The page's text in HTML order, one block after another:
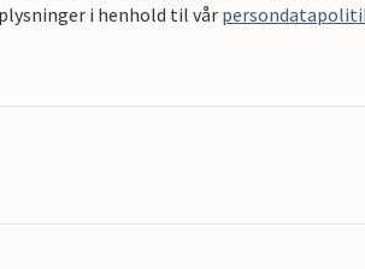
i henhold til vår